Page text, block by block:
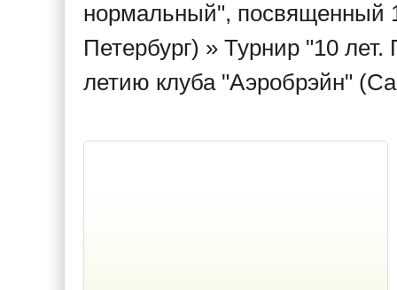
нормальный", посвященный
Петербург) » Турнир "10
летию клуба "Аэробрэйн"